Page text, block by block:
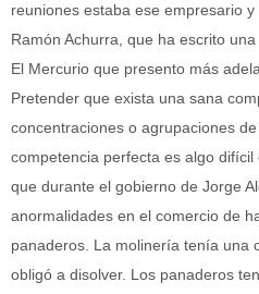
reuniones estaba ese empresario
Ramón Achurra, que ha escrito
El Mercurio que presento más
Pretender que exista una sana
concentraciones o agrupaciones
competencia perfecta es algo
que durante el gobierno de Jorge
anormalidades en el comercio de
panaderos. La molinería tenía una
obligó a disolver. Los panaderos